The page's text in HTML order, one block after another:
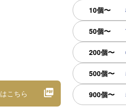
はこちら
10個〜
50個〜
200個〜
500個〜
900個〜